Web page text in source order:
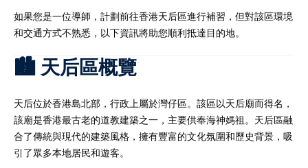
如果您是一位導師，計劃前往香港天后區進行補習，但對該區環境
和交通方式不熟悉，以下資訊將助您順利抵達目的地。​
🏙️ 天后區概覽
天后位於香港島北部，行政上屬於灣仔區。​該區以天后廟而得名，
該廟是香港最古老的道教建築之一，主要供奉海神媽祖。​天后區融
合了傳統與現代的建築風格，擁有豐富的文化氛圍和歷史背景，吸
引了眾多本地居民和遊客。​